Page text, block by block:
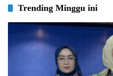
Trending Minggu ini